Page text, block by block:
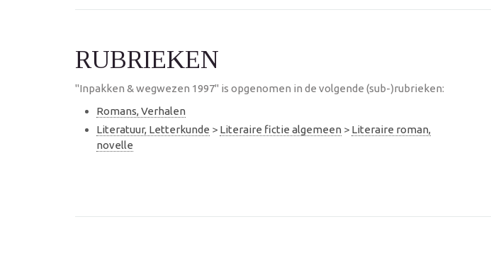
RUBRIEKEN
"Inpakken & wegwezen 1997" is opgenomen in de volgende (sub-)rubrieken:
Romans, Verhalen
Literatuur, Letterkunde > Literaire fictie algemeen > Literaire roman,
novelle